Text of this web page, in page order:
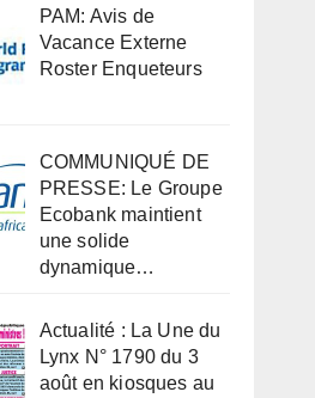
PAM: Avis de
Vacance Externe
Roster Enqueteurs
COMMUNIQUÉ DE
PRESSE: Le Groupe
Ecobank maintient
une solide
dynamique…
Actualité : La Une du
Lynx N° 1790 du 3
août en kiosques au